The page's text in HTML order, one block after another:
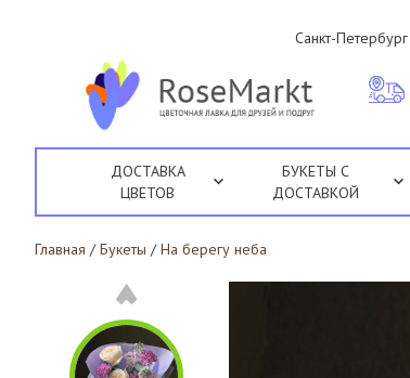
Санкт-Петербург
ДОСТАВКА
ЦВЕТОВ
БУКЕТЫ С
ДОСТАВКОЙ
Главная / Букеты / На берегу неба